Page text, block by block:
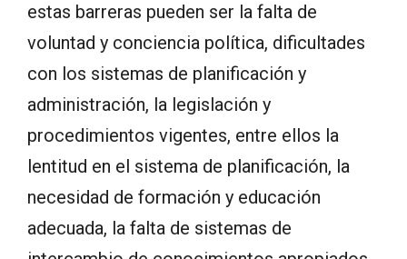
estas barreras pueden ser la falta de
voluntad y conciencia política, dificultades
con los sistemas de planificación y
administración, la legislación y
procedimientos vigentes, entre ellos la
lentitud en el sistema de planificación, la
necesidad de formación y educación
adecuada, la falta de sistemas de